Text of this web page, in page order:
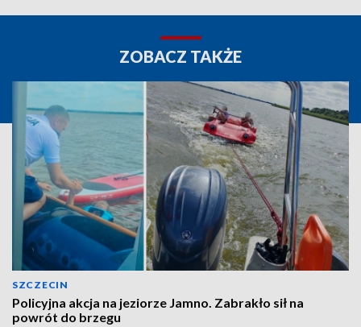
ZOBACZ TAKŻE
SZCZECIN
Policyjna akcja na jeziorze Jamno. Zabrakło sił na
powrót do brzegu